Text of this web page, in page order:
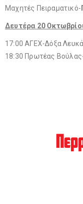
Μαχητές Πειραματικό-
Δευτέρα 20
17:00 ΑΓΕΧ-Δόξα
18:30 Πρωτέας